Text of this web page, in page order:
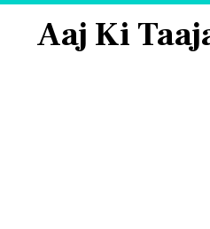
Aaj Ki